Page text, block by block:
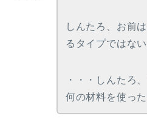
しんたろ、お前
るタイプではない
・・・しんたろ
何の材料を使っ